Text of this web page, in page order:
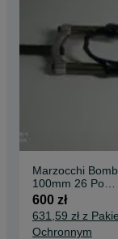
Marzocchi
100mm 26 Po
Serwisie
600 zł
631,59 zł z
Ochronnym